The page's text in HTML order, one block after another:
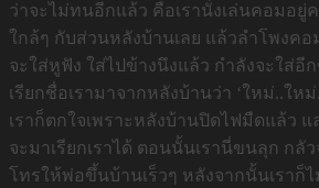
ว่าจะไม่ทนอีกแล้ว คือเรานั่งเล่นคอมอยู่
ใกล้ๆ กับส่วนหลังบ้านเลย แล้วลำโพงคอ
จะใส่หูฟัง ใส่ไปข้างนึงแล้ว กำลังจะใส่อี
เรียกชื่อเรามาจากหลังบ้านว่า ‘ใหม่..ใหม่
เราก็ตกใจเพราะหลังบ้านปิดไฟมืดแล้ว แ
จะมาเรียกเราได้ ตอนนั้นเรานี่ขนลุก กลั
โทรให้พ่อขึ้นบ้านเร็วๆ หลังจากนั้นเราก็